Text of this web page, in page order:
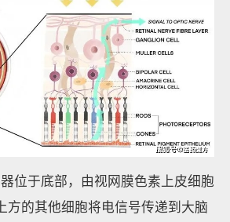
位于底部，由视网膜色素上皮细胞
方的其他细胞将电信号传递到大脑